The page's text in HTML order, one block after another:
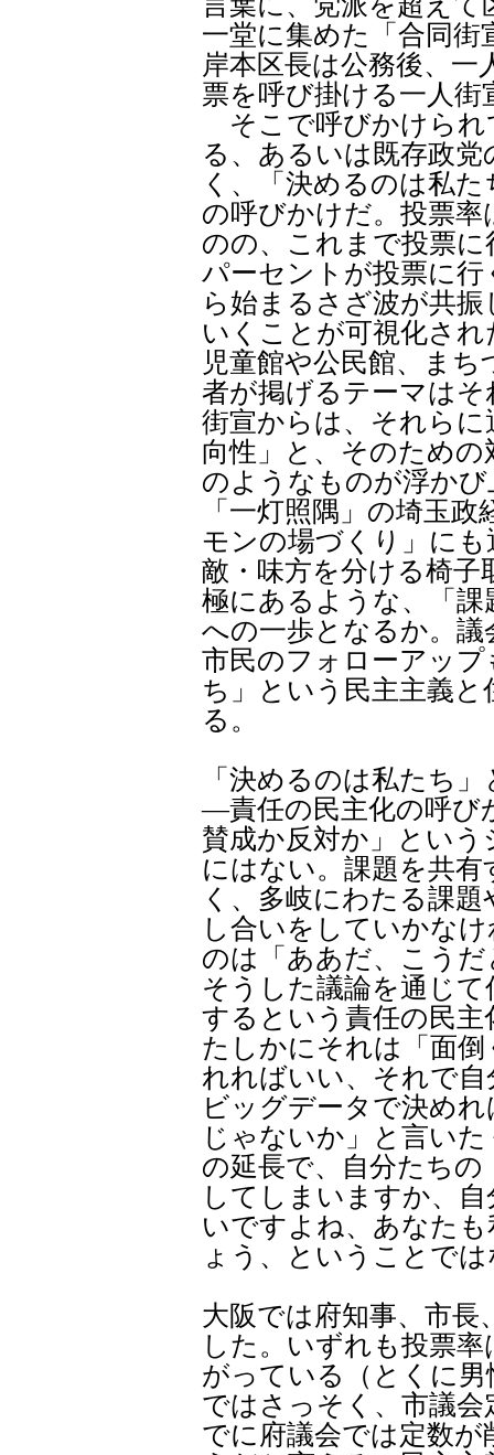
一堂に集めた「合同
岸本区長は公務後、
票を呼び掛ける一人街
そこで呼びかけられ
る、あるいは既存政
く、「決めるのは私
の呼びかけだ。投票
のの、これまで投票
パーセントが投票に
ら始まるさざ波が共
いくことが可視化さ
児童館や公民館、ま
者が掲げるテーマは
街宣からは、それら
向性」と、そのため
のようなものが浮か
「一灯照隅」の埼玉
モンの場づくり」に
敵・味方を分ける椅
極にあるような、「
への一歩となるか。
市民のフォローアッ
ち」という民主主義
る。
「決めるのは私たち
―責任の民主化の呼び
賛成か反対か」とい
にはない。課題を共
く、多岐にわたる課
し合いをしていかな
のは「ああだ、こう
そうした議論を通じ
するという責任の民主
たしかにそれは「面
れればいい、それで
ビッグデータで決め
じゃないか」と言い
の延長で、自分たち
してしまいますか、
いですよね、あなた
ょう、ということで
大阪では府知事、市長
した。いずれも投票
がっている（とくに
ではさっそく、市議
でに府議会では定数